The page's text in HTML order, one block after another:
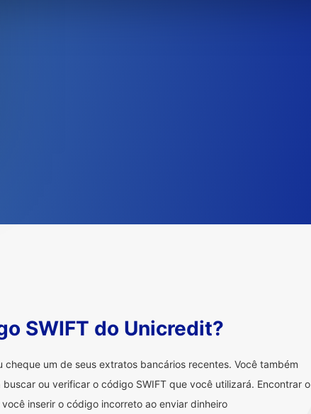
SWIFT do Unicredit?
um de seus extratos bancários recentes. Você também
ou verificar o código SWIFT que você utilizará. Encontrar o
inserir o código incorreto ao enviar dinheiro